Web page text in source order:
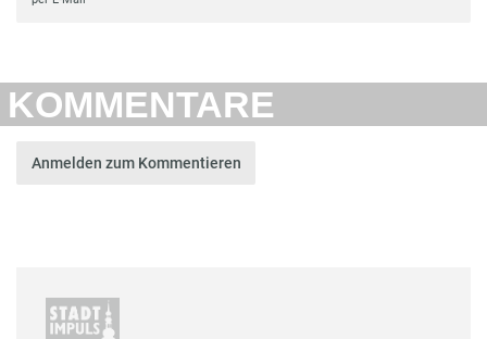
KOMMENTARE
Anmelden zum Kommentieren